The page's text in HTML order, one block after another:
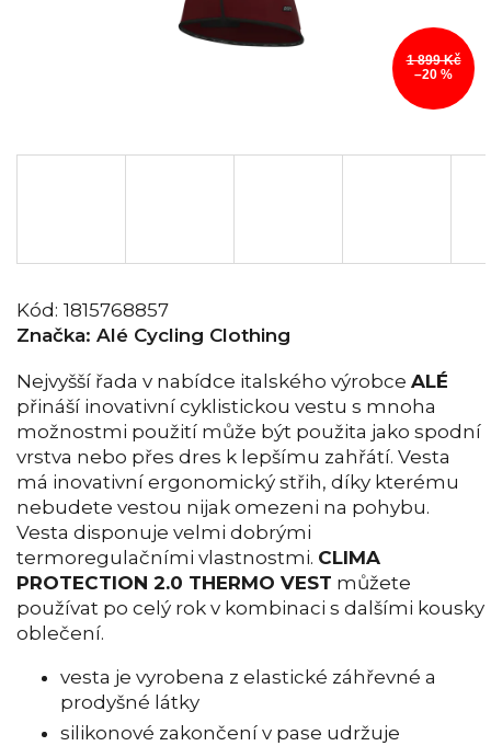
1 899 Kč
–20 %
Kód: 1815768857
Značka: Alé Cycling Clothing
Nejvyšší řada v nabídce italského výrobce ALÉ
přináší inovativní cyklistickou vestu s mnoha
možnostmi použití může být použita jako spodní
vrstva nebo přes dres k lepšímu zahřátí. Vesta
má inovativní ergonomický střih, díky kterému
nebudete vestou nijak omezeni na pohybu.
Vesta disponuje velmi dobrými
termoregulačními vlastnostmi. CLIMA
PROTECTION 2.0 THERMO VEST můžete
používat po celý rok v kombinaci s dalšími kousky
oblečení.
vesta je vyrobena z elastické záhřevné a
prodyšné látky
silikonové zakončení v pase udržuje